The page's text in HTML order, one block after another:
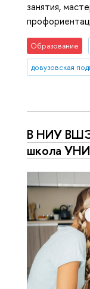
занятия,
Образование
довузовская
В НИУ ВШЭ
школа